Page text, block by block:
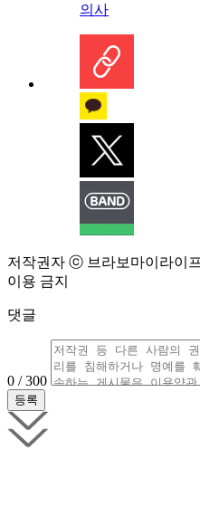
의사
저작권자 ⓒ 브라보마이라이
이용 금지
댓글
0 / 300